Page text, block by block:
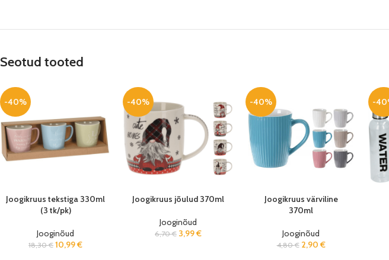
Seotud tooted
-40%
Joogikruus tekstiga 330ml
(3 tk/pk)
Jooginõud
18,30€ 10,99€
-40%
Joogikruus jõulud 370ml
Jooginõud
6,70€ 3,99€
-40%
Joogikruus värviline
370ml
Jooginõud
4,80€ 2,90 €
-